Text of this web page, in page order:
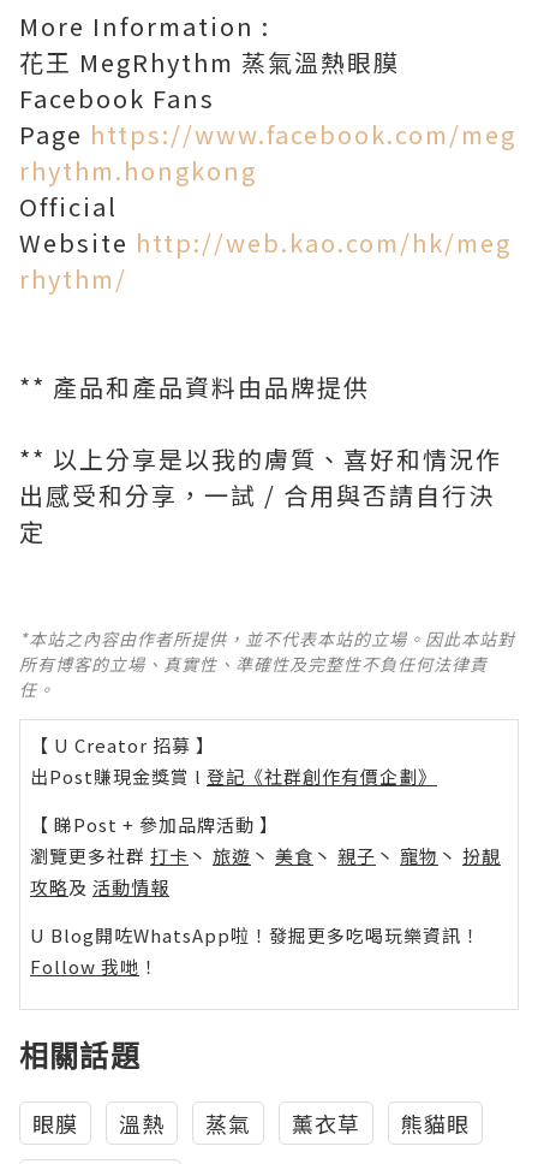
More Information :
花王 MegRhythm 蒸氣溫熱眼膜
Facebook Fans
Page https://www.facebook.com/meg
rhythm.hongkong
Official
Website http://web.kao.com/hk/meg
rhythm/
** 產品和產品資料由品牌提供
** 以上分享是以我的膚質、喜好和情況作
出感受和分享，一試 / 合用與否請自行決
定
*本站之內容由作者所提供，並不代表本站的立場。因此本站對
所有博客的立場、真實性、準確性及完整性不負任何法律責
任。
【 U Creator 招募 】
出Post賺現金獎賞 l 登記《社群創作有價企劃》
【 睇Post + 參加品牌活動 】
瀏覽更多社群 打卡 丶 旅遊 丶 美食 丶 親子 丶 寵物 丶 扮靚
攻略及 活動情報
U Blog開咗WhatsApp啦！發掘更多吃喝玩樂資訊！
Follow 我哋 ！
相關話題
眼膜 溫熱 蒸氣 薰衣草
熊貓眼